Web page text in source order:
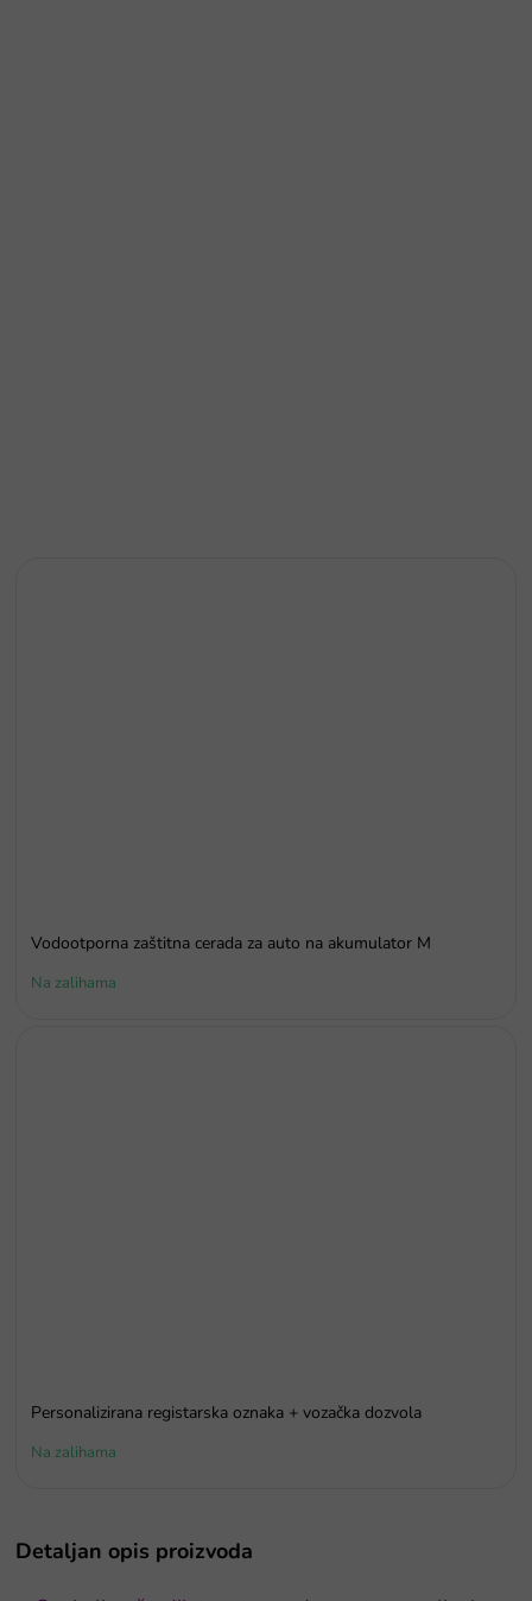
Vodootporna zaštitna cerada za auto na akumulator M
Na zalihama
Personalizirana registarska oznaka + vozačka dozvola
Na zalihama
Detaljan opis proizvoda